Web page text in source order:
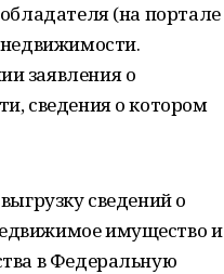
(на портале
заявления о
сведения о котором
сведений о
имущество и
в Федеральную